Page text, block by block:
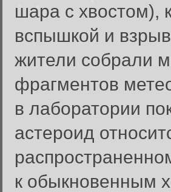
шара с хвостом),
вспышкой и
жители собрали
фрагментов
в лаборатории
астероид
к обыкновенным